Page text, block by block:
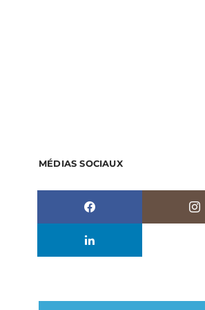
MÉDIAS SOCIAUX